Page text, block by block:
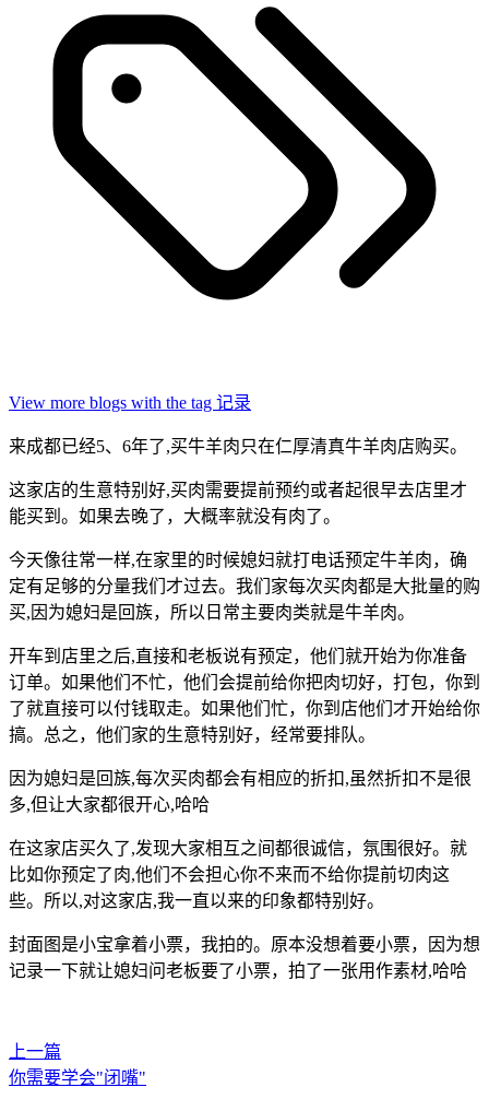
View more blogs with the tag 记录
来成都已经5、6年了,买牛羊肉只在仁厚清真牛羊肉店购买。
这家店的生意特别好,买肉需要提前预约或者起很早去店里才
能买到。如果去晚了，大概率就没有肉了。
今天像往常一样,在家里的时候媳妇就打电话预定牛羊肉，确
定有足够的分量我们才过去。我们家每次买肉都是大批量的购
买,因为媳妇是回族，所以日常主要肉类就是牛羊肉。
开车到店里之后,直接和老板说有预定，他们就开始为你准备
订单。如果他们不忙，他们会提前给你把肉切好，打包，你到
了就直接可以付钱取走。如果他们忙，你到店他们才开始给你
搞。总之，他们家的生意特别好，经常要排队。
因为媳妇是回族,每次买肉都会有相应的折扣,虽然折扣不是很
多,但让大家都很开心,哈哈
在这家店买久了,发现大家相互之间都很诚信，氛围很好。就
比如你预定了肉,他们不会担心你不来而不给你提前切肉这
些。所以,对这家店,我一直以来的印象都特别好。
封面图是小宝拿着小票，我拍的。原本没想着要小票，因为想
记录一下就让媳妇问老板要了小票，拍了一张用作素材,哈哈
上一篇
你需要学会"闭嘴"